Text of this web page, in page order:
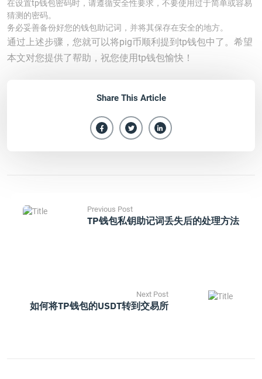
在设置tp钱包密码时，请遵循安全性要求，不要使用过于简单或容易
猜测的密码。
务必妥善备份好您的钱包助记词，并将其保存在安全的地方。
通过上述步骤，您就可以将pig币顺利提到tp钱包中了。希望
本文对您提供了帮助，祝您使用tp钱包愉快！
Share This Article
Previous Post
TP钱包私钥助记词丢失后的处理方法
Next Post
如何将TP钱包的USDT转到交易所